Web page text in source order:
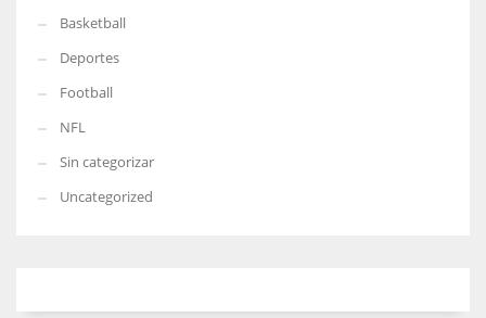
Basketball
Deportes
Football
NFL
Sin categorizar
Uncategorized